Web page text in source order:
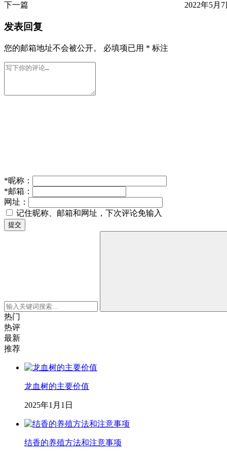
下一篇 2022年5月7
发表回复
您的邮箱地址不会被公开。 必填项已用 * 标注
*昵称：
*邮箱：
网址：
记住昵称、邮箱和网址，下次评论免输入
提交
热门
热评
最新
推荐
龙血树的主要价值
2025年1月1日
结香的养殖方法和注意事项